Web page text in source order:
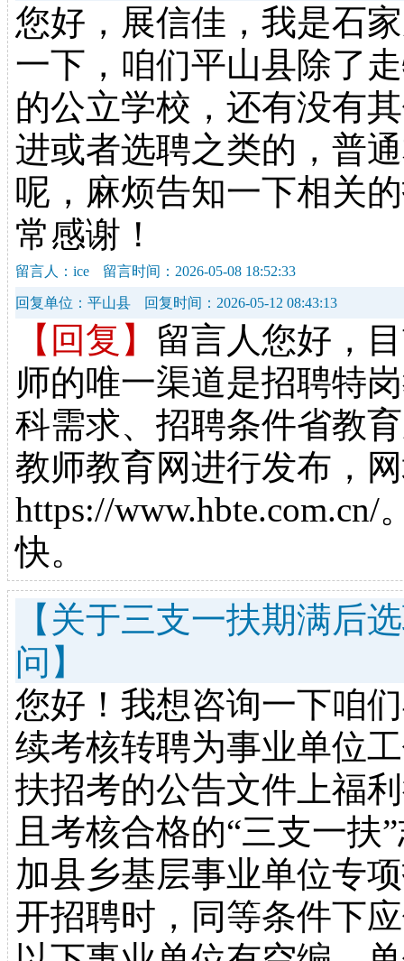
您好，展信佳，我是石
一下，咱们平山县除了
的公立学校，还有没有
进或者选聘之类的，普
呢，麻烦告知一下相关
常感谢！
留言人：ice 留言时间：2026-05-08 18:52:33
回复单位：平山县 回复时间：2026-05-12 08:43:13
【回复】 留言人您好，
师的唯一渠道是招聘特
科需求、招聘条件省教
教师教育网进行发布，
https://
快。
【关于三支一扶期满后
问】
您好！我想咨询一下咱
续考核转聘为事业单位
扶招考的公告文件上福
且考核合格的“三支一
加县乡基层事业单位专
开招聘时，同等条件下